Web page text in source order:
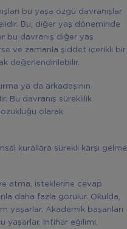
bu yaşa özgü davranışlar
Bu, diğer yaş döneminde
bu davranış diğer yaş
ve zamanla şiddet içerikli bir
değerlendirilebilir.
ya da arkadaşının
Bu davranış süreklilik
olarak
kurallara sürekli karşı gelme
atma, isteklerine cevap
daha fazla görülür. Okulda,
yaşarlar. Akademik başarıları
yaşarlar. İntihar eğilimi,